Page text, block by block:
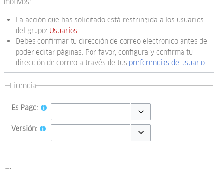
La acción que has solicitado está restringida a los usuarios
del grupo: Usuarios.
Debes confirmar tu dirección de correo electrónico antes de
poder editar páginas. Por favor, configura y confirma tu
dirección de correo a través de tus preferencias de usuario.
Licencia
Es Pago:
Toggle options
Versión: